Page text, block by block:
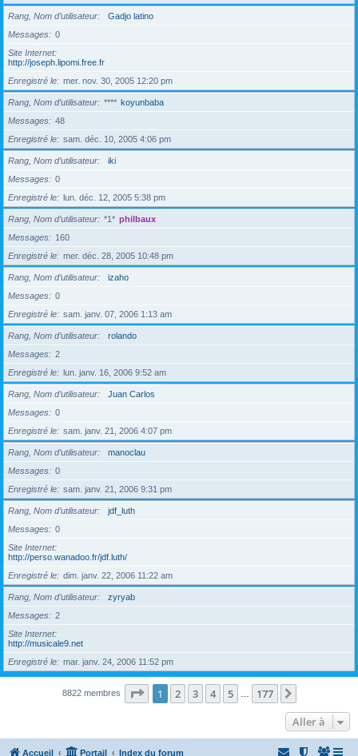
Rang, Nom d’utilisateur
Gadjo latino
Messages
0
Site Internet
http://joseph.lipomi.free.fr
Enregistré le
mer. nov. 30, 2005 12:20 pm
Rang, Nom d’utilisateur **** koyunbaba
Messages
48
Enregistré le
sam. déc. 10, 2005 4:06 pm
Rang, Nom d’utilisateur
iki
Messages
0
Enregistré le
lun. déc. 12, 2005 5:38 pm
Rang, Nom d’utilisateur *1* philbaux
Messages
160
Enregistré le
mer. déc. 28, 2005 10:48 pm
Rang, Nom d’utilisateur
izaho
Messages
0
Enregistré le
sam. janv. 07, 2006 1:13 am
Rang, Nom d’utilisateur
rolando
Messages
2
Enregistré le
lun. janv. 16, 2006 9:52 am
Rang, Nom d’utilisateur
Juan Carlos
Messages
0
Enregistré le
sam. janv. 21, 2006 4:07 pm
Rang, Nom d’utilisateur
manoclau
Messages
0
Enregistré le
sam. janv. 21, 2006 9:31 pm
Rang, Nom d’utilisateur
jdf_luth
Messages
0
Site Internet
http://perso.wanadoo.fr/jdf.luth/
Enregistré le
dim. janv. 22, 2006 11:22 am
Rang, Nom d’utilisateur
zyryab
Messages
2
Site Internet
http://musicale9.net
Enregistré le
mar. janv. 24, 2006 11:52 pm
8822 membres Page 1sur177
1 2 3 4 5 177
Aller à
Accueil Portail Index du forum